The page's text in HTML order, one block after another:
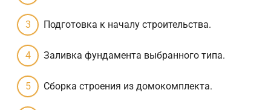
Подготовка к началу строительства.
Заливка фундамента выбранного типа.
Сборка строения из домокомплекта.